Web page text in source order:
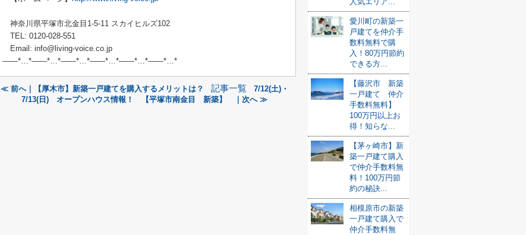
神奈川県平塚市北金目1-5-11 スカイヒルズ102
TEL: 0120-028-551
Email: info@living-voice.co.jp
——*…*——*…*——*…*——*…*——*…*——*…*
≪ 前へ｜【厚木市】新築一戸建てを購入するメリットは？ 記事一覧
7/12(土)・
7/13(日) オープンハウス情報！ 【平塚市南金目 新築】 ｜次へ ≫
愛川町の新築一
戸建てを仲介手
数料無料で購
入！80万円節約
できる方...
【藤沢市 新築
一戸建て 仲介
手数料無料】
100万円以上お
得！知らな...
【茅ヶ崎市】新
築一戸建て購入
で仲介手数料無
料！100万円節
約の秘訣...
相模原市の新築
一戸建て購入で
仲介手数料無